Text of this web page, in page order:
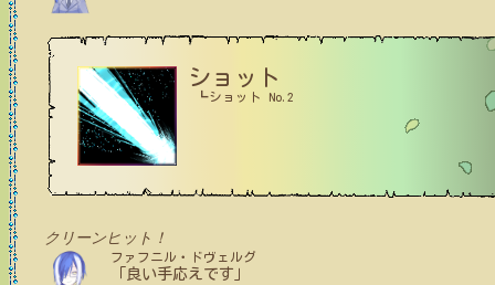
ショット
┗ショット No.2
クリーンヒット！
ファフニル・ドヴェルグ
「良い手応えです」